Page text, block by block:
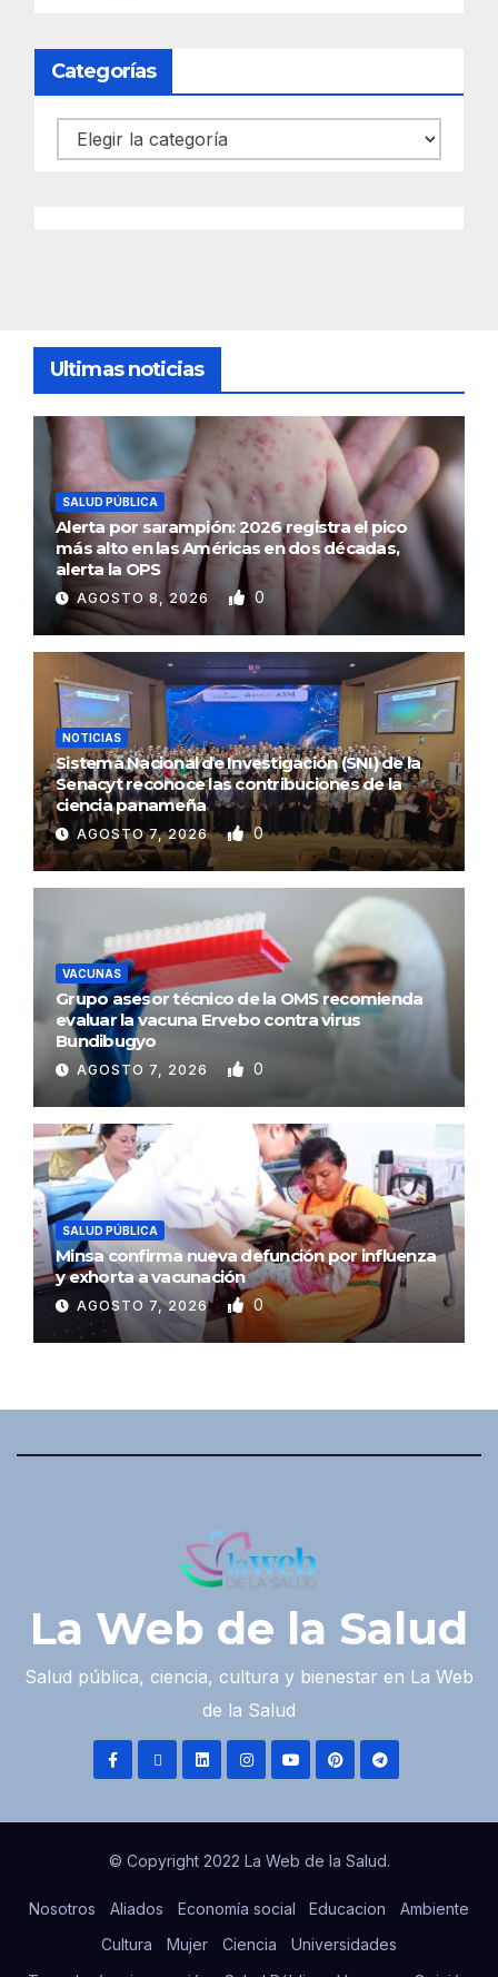
Categorías
Categorías
Ultimas noticias
SALUD PÚBLICA
Alerta por sarampión: 2026 registra el pico
más alto en las Américas en dos décadas,
alerta la OPS
AGOSTO 8, 2026 0
NOTICIAS
Sistema Nacional de Investigación (SNI) de la
Senacyt reconoce las contribuciones de la
ciencia panameña
AGOSTO 7, 2026 0
VACUNAS
Grupo asesor técnico de la OMS recomienda
evaluar la vacuna Ervebo contra virus
Bundibugyo
AGOSTO 7, 2026 0
SALUD PÚBLICA
Minsa confirma nueva defunción por influenza
y exhorta a vacunación
AGOSTO 7, 2026 0
La Web de la Salud
Salud pública, ciencia, cultura y bienestar en La Web
de la Salud
© Copyright 2022 La Web de la Salud.
Nosotros Aliados Economía social Educacion
Ambiente
Cultura
Mujer Ciencia
Universidades